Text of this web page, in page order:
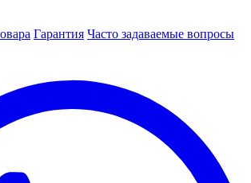
Гарантия Часто задаваемые вопросы